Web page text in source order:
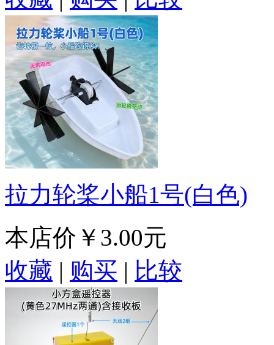
拉力轮桨小船1号(白色)
本店价 ￥3.00元
收藏 | 购买 | 比较